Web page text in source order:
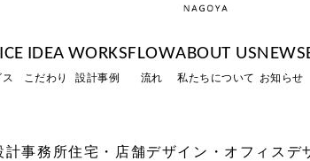
IDEA
こだわり
WORKS
設計事例
FLOW
流れ
ABOUT US
私たちについて
NEWS
お知らせ
事務所住宅・店舗デザイン・オフィスデ